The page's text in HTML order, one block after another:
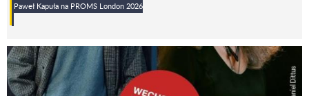
Paweł Kapuła na PROMS London 2026